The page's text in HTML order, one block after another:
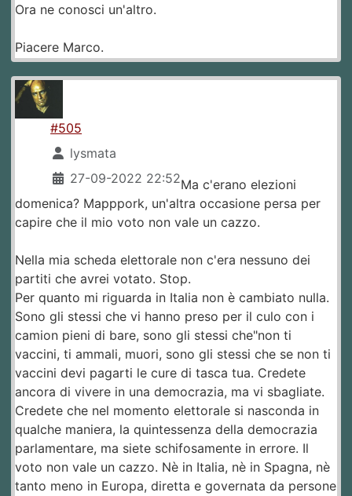
Ora ne conosci un'altro.
Piacere Marco.
#505
lysmata
27-09-2022 22:52Ma c'erano elezioni
domenica? Mapppork, un'altra occasione persa per
capire che il mio voto non vale un cazzo.
Nella mia scheda elettorale non c'era nessuno dei
partiti che avrei votato. Stop.
Per quanto mi riguarda in Italia non è cambiato nulla.
Sono gli stessi che vi hanno preso per il culo con i
camion pieni di bare, sono gli stessi che"non ti
vaccini, ti ammali, muori, sono gli stessi che se non ti
vaccini devi pagarti le cure di tasca tua. Credete
ancora di vivere in una democrazia, ma vi sbagliate.
Credete che nel momento elettorale si nasconda in
qualche maniera, la quintessenza della democrazia
parlamentare, ma siete schifosamente in errore. Il
voto non vale un cazzo. Nè in Italia, nè in Spagna, nè
tanto meno in Europa, diretta e governata da persone